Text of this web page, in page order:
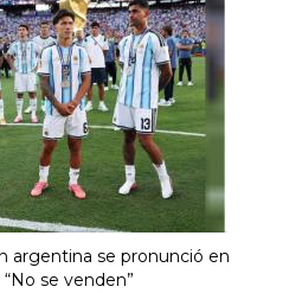
argentina se pronunció en
se venden”